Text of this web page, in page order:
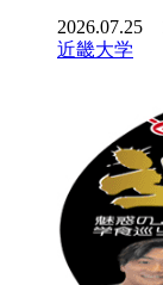
2026.07.25
近畿大学